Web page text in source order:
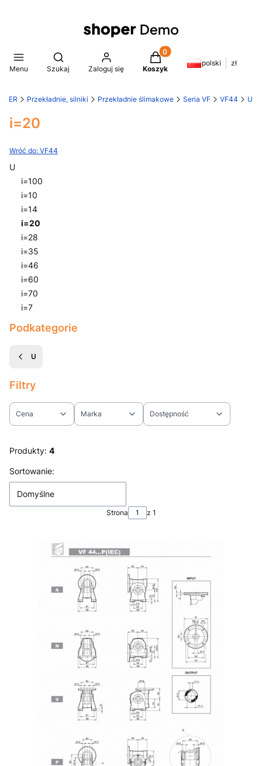
Menu
Otwórz wyszukiwarkę
Szukaj Zaloguj się
Produkty w koszyku: 0.
Koszyk
polski zł
Przekładnie, silniki Przekładnie ślimakowe Seria VF VF44 U
i=20
Wróć do: VF44
U
i=100
i=10
i=14
i=20
i=28
i=35
i=46
i=60
i=70
i=7
Koniec menu
Podkategorie
U
Filtry
Cena Marka Dostępność
Produkty: 4
Lista produktów
Sortowanie:
Domyślne
Strona z 1